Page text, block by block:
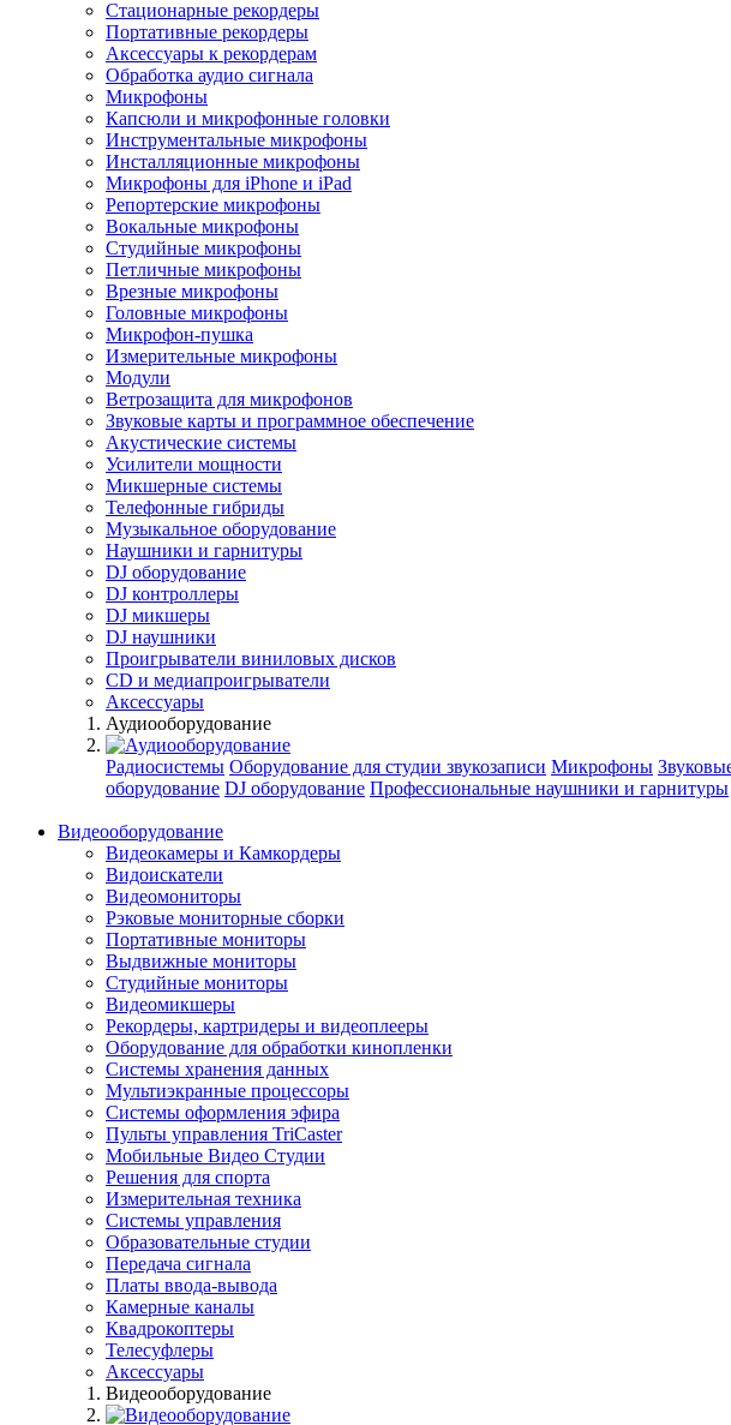
Стационарные рекордеры
Портативные рекордеры
Аксессуары к рекордерам
Обработка аудио сигнала
Микрофоны
Капсюли и микрофонные головки
Инструментальные микрофоны
Инсталляционные микрофоны
Микрофоны для iPhone и iPad
Репортерские микрофоны
Вокальные микрофоны
Студийные микрофоны
Петличные микрофоны
Врезные микрофоны
Головные микрофоны
Микрофон-пушка
Измерительные микрофоны
Модули
Ветрозащита для микрофонов
Звуковые карты и программное обеспечение
Акустические системы
Усилители мощности
Микшерные системы
Телефонные гибриды
Музыкальное оборудование
Наушники и гарнитуры
DJ оборудование
DJ контроллеры
DJ микшеры
DJ наушники
Проигрыватели виниловых дисков
СD и медиапроигрыватели
Аксессуары
Аудиооборудование
Радиосистемы Оборудование для студии звукозаписи Микрофоны
оборудование DJ оборудование Профессиональные наушники и гарнитуры
Видеооборудование
Видеокамеры и Камкордеры
Видоискатели
Видеомониторы
Рэковые мониторные сборки
Портативные мониторы
Выдвижные мониторы
Студийные мониторы
Видеомикшеры
Рекордеры, картридеры и видеоплееры
Оборудование для обработки кинопленки
Системы хранения данных
Мультиэкранные процессоры
Системы оформления эфира
Пульты управления TriCaster
Мобильные Видео Студии
Решения для спорта
Измерительная техника
Системы управления
Образовательные студии
Передача сигнала
Платы ввода-вывода
Камерные каналы
Квадрокоптеры
Телесуфлеры
Аксессуары
Видеооборудование